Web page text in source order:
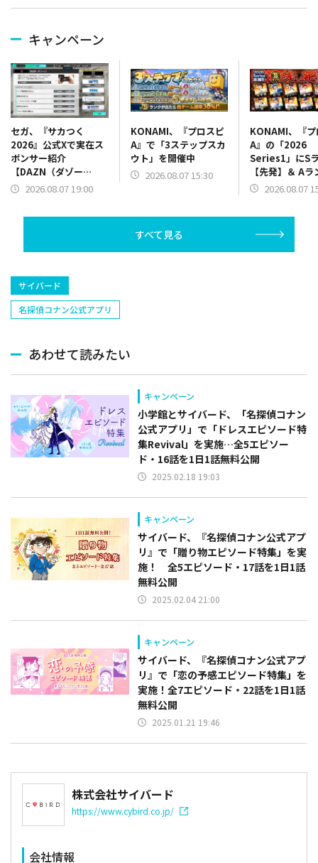
キャンペーン
セガ、『サカつく
2026』公式Xで実在ス
ポンサー紹介
【DAZN（ダゾー
ン）】篇をポスト
2026.08.07 19:00
KONAMI、『プロスピ
A』で「3ステップスカ
ウト」を開催中
2026.08.07 15:30
KONAMI、『
A』の「2026
Series1」にS
【先発】＆ Aラ
【野手】新登
塁手)、持丸泰
捕手)など
2026.08.07
すべて見る
サイバード
名探偵コナン公式アプリ
あわせて読みたい
キャンペーン
小学館とサイバード、「名探偵コナン
公式アプリ」で「ドレスエピソード特
集Revival」を実施…全5エピソー
ド・16話を1日1話無料公開
2025.02.18 19:03
キャンペーン
サイバード、『名探偵コナン公式アプ
リ』で「贈り物エピソード特集」を実
施！ 全5エピソード・17話を1日1話
無料公開
2025.02.04 21:00
キャンペーン
サイバード、『名探偵コナン公式アプ
リ』で「恋の予感エピソード特集」を
実施！全7エピソード・22話を1日1話
無料公開
2025.01.21 19:46
株式会社サイバード
https://www.cybird.co.jp/
会社情報